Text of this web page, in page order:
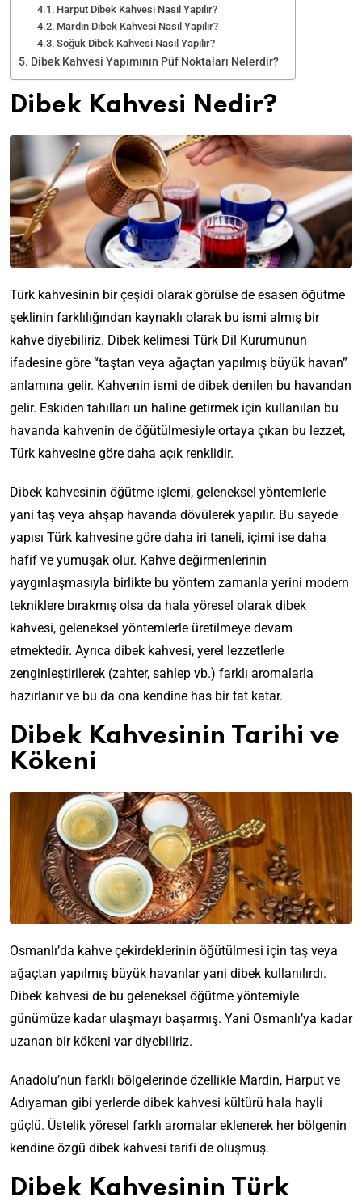
Harput Dibek Kahvesi Nasıl Yapılır?
Mardin Dibek Kahvesi Nasıl Yapılır?
Soğuk Dibek Kahvesi Nasıl Yapılır?
Dibek Kahvesi Yapımının Püf Noktaları Nelerdir?
Dibek Kahvesi Nedir?
Türk kahvesinin bir çeşidi olarak görülse de esasen öğütme
şeklinin farklılığından kaynaklı olarak bu ismi almış bir
kahve diyebiliriz. Dibek kelimesi Türk Dil Kurumunun
ifadesine göre “taştan veya ağaçtan yapılmış büyük havan”
anlamına gelir. Kahvenin ismi de dibek denilen bu havandan
gelir. Eskiden tahılları un haline getirmek için kullanılan bu
havanda kahvenin de öğütülmesiyle ortaya çıkan bu lezzet,
Türk kahvesine göre daha açık renklidir.
Dibek kahvesinin öğütme işlemi, geleneksel yöntemlerle
yani taş veya ahşap havanda dövülerek yapılır. Bu sayede
yapısı Türk kahvesine göre daha iri taneli, içimi ise daha
hafif ve yumuşak olur. Kahve değirmenlerinin
yaygınlaşmasıyla birlikte bu yöntem zamanla yerini modern
tekniklere bırakmış olsa da hala yöresel olarak dibek
kahvesi, geleneksel yöntemlerle üretilmeye devam
etmektedir. Ayrıca dibek kahvesi, yerel lezzetlerle
zenginleştirilerek (zahter, sahlep vb.) farklı aromalarla
hazırlanır ve bu da ona kendine has bir tat katar.
Dibek Kahvesinin Tarihi ve
Kökeni
Osmanlı’da kahve çekirdeklerinin öğütülmesi için taş veya
ağaçtan yapılmış büyük havanlar yani dibek kullanılırdı.
Dibek kahvesi de bu geleneksel öğütme yöntemiyle
günümüze kadar ulaşmayı başarmış. Yani Osmanlı’ya kadar
uzanan bir kökeni var diyebiliriz.
Anadolu’nun farklı bölgelerinde özellikle Mardin, Harput ve
Adıyaman gibi yerlerde dibek kahvesi kültürü hala hayli
güçlü. Üstelik yöresel farklı aromalar eklenerek her bölgenin
kendine özgü dibek kahvesi tarifi de oluşmuş.
Dibek Kahvesinin Türk